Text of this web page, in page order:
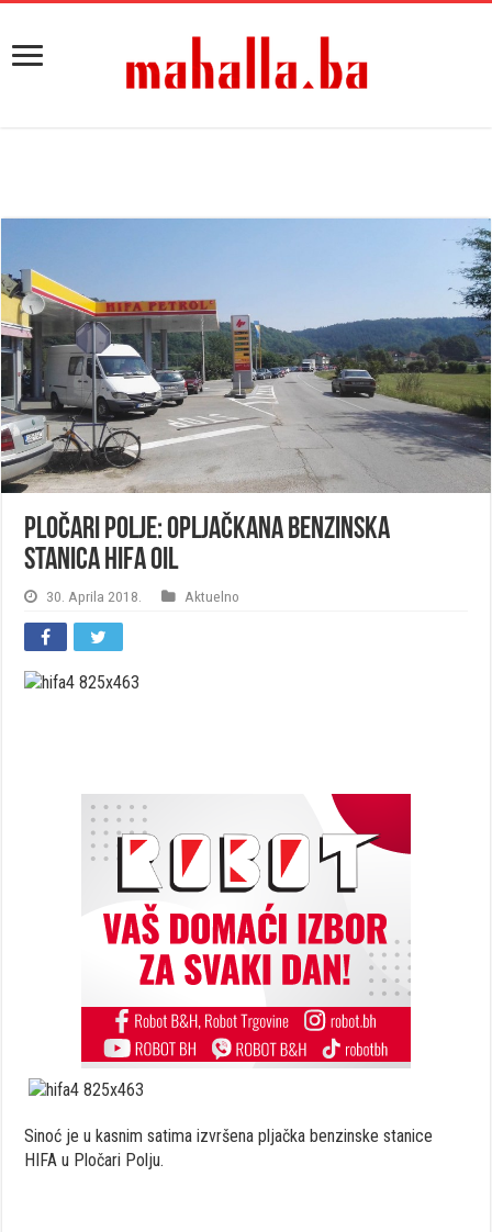
Pločari Polje: Opljačkana benzinska
stanica HIFA Oil
30. Aprila 2018. Aktuelno
Sinoć je u kasnim satima izvršena pljačka benzinske stanice
HIFA u Pločari Polju.